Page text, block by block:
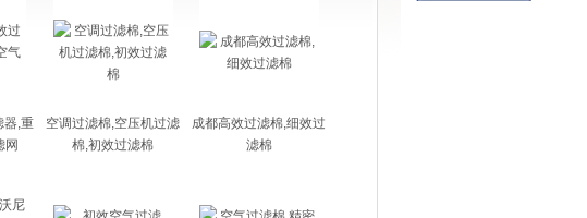
器,重
网
空调过滤棉,空压机过滤
棉,初效过滤棉
成都高效过滤棉,细效过
滤棉